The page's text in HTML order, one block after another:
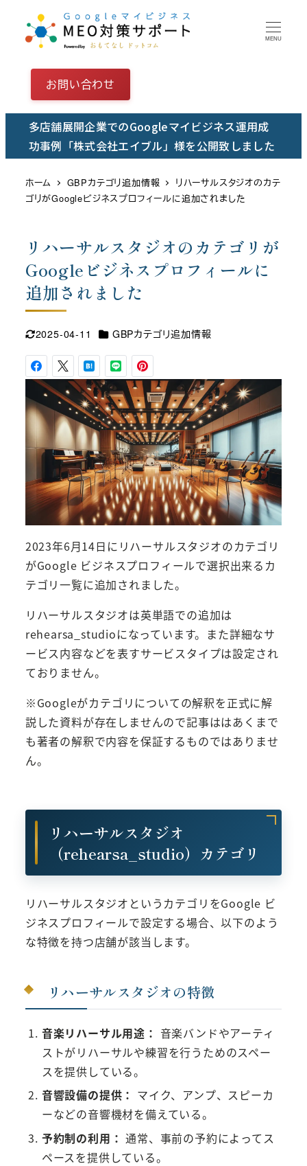
テ
MENU
お問い合わせ
多店舗展開企業でのGoogleマイビジネス運用成
功事例「株式会社エイブル」様を公開致しました
ホーム GBPカテゴリ追加情報
リハーサルスタジオのカテ
ゴリがGoogleビジネスプロフィールに追加されました
リハーサルスタジオのカテゴリが
Googleビジネスプロフィールに
追加されました
更新日
2025-04-11 カテゴリー
GBPカテゴリ追加情報
2023年6月14日にリハーサルスタジオのカテゴリ
がGoogle ビジネスプロフィールで選択出来るカ
テゴリ一覧に追加されました。
リハーサルスタジオは英単語での追加は
rehearsa_studioになっています。また詳細なサ
ービス内容などを表すサービスタイプは設定され
ておりません。
※Googleがカテゴリについての解釈を正式に解
説した資料が存在しませんので記事ははあくまで
も著者の解釈で内容を保証するものではありませ
ん。
リハーサルスタジオ
（rehearsa_studio）カテゴリ
リハーサルスタジオというカテゴリをGoogle ビ
ジネスプロフィールで設定する場合、以下のよう
な特徴を持つ店舗が該当します。
リハーサルスタジオの特徴
音楽リハーサル用途： 音楽バンドやアーティ
ストがリハーサルや練習を行うためのスペー
スを提供している。
音響設備の提供： マイク、アンプ、スピーカ
ーなどの音響機材を備えている。
予約制の利用： 通常、事前の予約によってス
ペースを提供している。